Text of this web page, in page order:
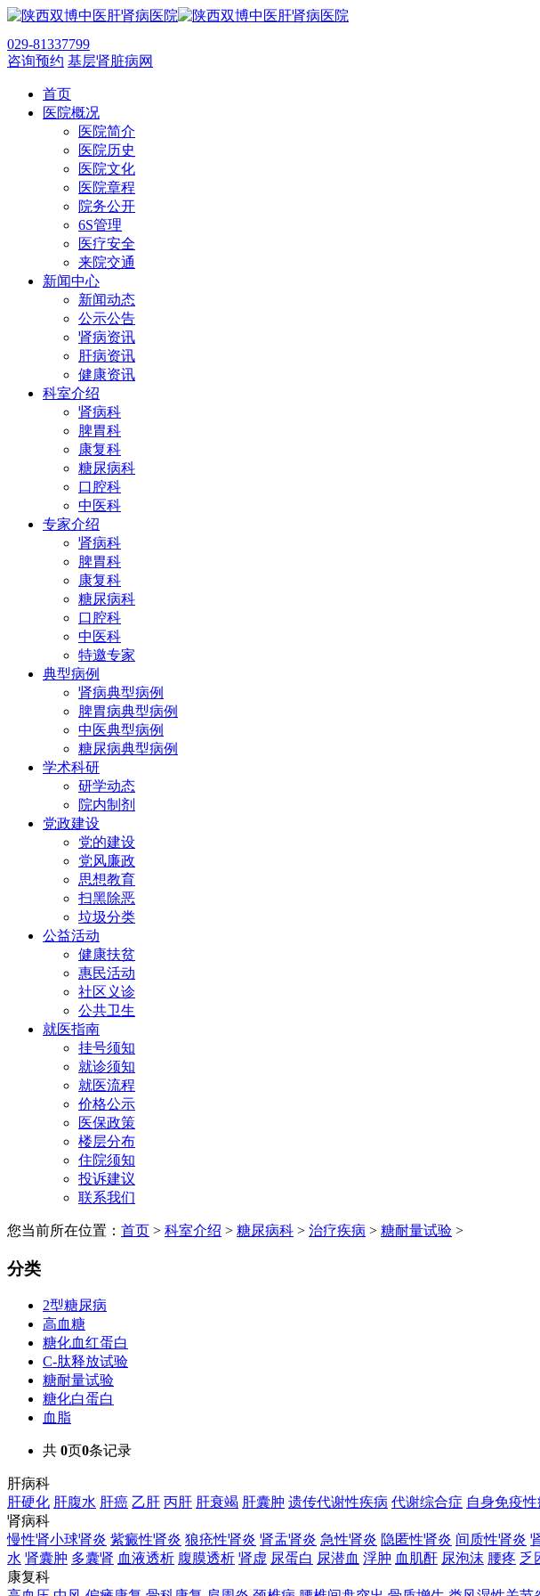
029-81337799
咨询预约 基层肾脏病网
首页
医院概况
医院简介
医院历史
医院文化
医院章程
院务公开
6S管理
医疗安全
来院交通
新闻中心
新闻动态
公示公告
肾病资讯
肝病资讯
健康资讯
科室介绍
肾病科
脾胃科
康复科
糖尿病科
口腔科
中医科
专家介绍
肾病科
脾胃科
康复科
糖尿病科
口腔科
中医科
特邀专家
典型病例
肾病典型病例
脾胃病典型病例
中医典型病例
糖尿病典型病例
学术科研
研学动态
院内制剂
党政建设
党的建设
党风廉政
思想教育
扫黑除恶
垃圾分类
公益活动
健康扶贫
惠民活动
社区义诊
公共卫生
就医指南
挂号须知
就诊须知
就医流程
价格公示
医保政策
楼层分布
住院须知
投诉建议
联系我们
您当前所在位置： 首页 > 科室介绍 > 糖尿病科 > 治疗疾病 > 糖耐量试验 >
分类
2型糖尿病
高血糖
糖化血红蛋白
C-肽释放试验
糖耐量试验
糖化白蛋白
血脂
共 0页0条记录
肝病科
肝硬化 肝腹水 肝癌 乙肝 丙肝 肝衰竭 肝囊肿 遗传代谢性疾病 代谢综合症 自身免疫
肾病科
慢性肾小球肾炎 紫癜性肾炎 狼疮性肾炎 肾盂肾炎 急性肾炎 隐匿性肾炎 间质性肾炎
水 肾囊肿 多囊肾 血液透析 腹膜透析 肾虚 尿蛋白 尿潜血 浮肿 血肌酐 尿泡沫 腰疼 乏
康复科